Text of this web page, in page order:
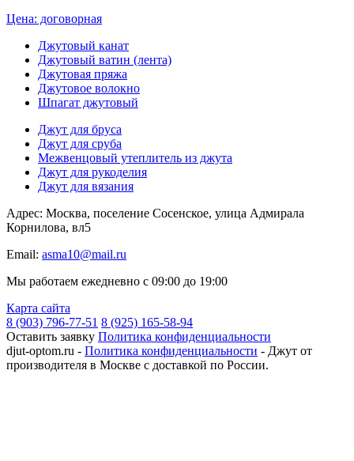
Цена: договорная
Джутовый канат
Джутовый ватин (лента)
Джутовая пряжа
Джутовое волокно
Шпагат джутовый
Джут для бруса
Джут для сруба
Межвенцовый утеплитель из джута
Джут для рукоделия
Джут для вязания
Адрес: Москва, поселение Сосенское, улица Адмирала
Корнилова, вл5
Email: asma10@mail.ru
Мы работаем ежедневно с 09:00 до 19:00
Карта сайта
8 (903) 796-77-51 8 (925) 165-58-94
Оставить заявку Политика конфиденциальности
djut-optom.ru - Политика конфиденциальности - Джут от
производителя в Москве с доставкой по России.